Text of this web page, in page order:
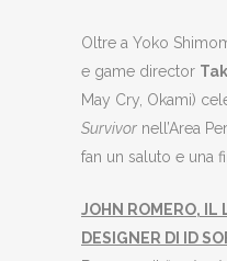
Oltre a Yoko
e game director
May Cry, Okami)
Survivor nell’Area
fan un saluto e una
JOHN ROMERO, IL
DESIGNER DI ID